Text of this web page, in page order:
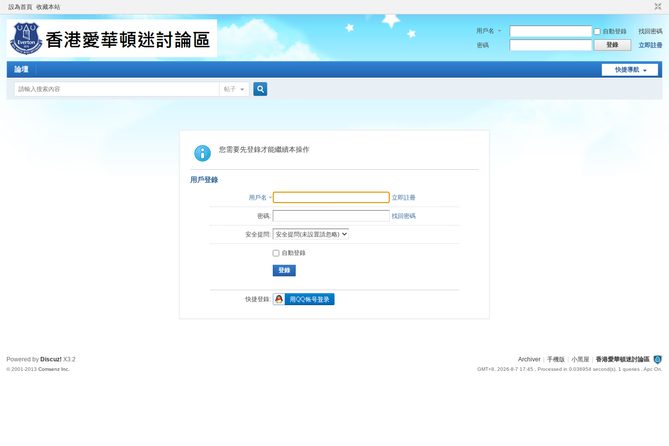
設為首頁 收藏本站
用戶名 自動登錄
找回密碼
密碼
登錄 立即註冊
快捷導航
論壇
帖子
索
您需要先登錄才能繼續本操作
用戶登錄
用戶名 立即註冊
密碼: 找回密碼
安全提問:
自動登錄
登錄
快捷登錄:
Archiver 手機版 小黑屋 香港愛華頓迷討論區
GMT+8, 2026-8-7 17:45 , Processed in 0.036954 second(s), 1 queries , Apc On.
Powered by Discuz! X3.2
© 2001-2013Comsenz Inc.